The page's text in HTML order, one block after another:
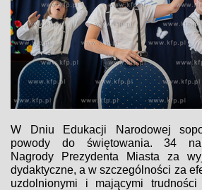
W Dniu Edukacji Narodowej
powody do świętowania. 34
Nagrody Prezydenta Miasta za
dydaktyczne, a w szczególności za
uzdolnionymi i mającymi